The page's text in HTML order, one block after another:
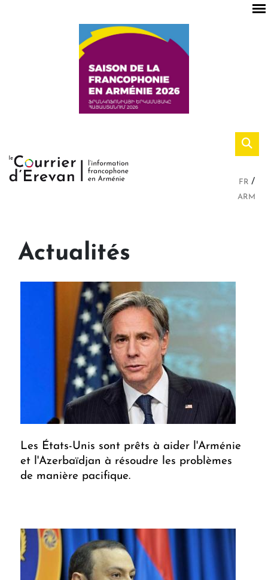
FR
ARM
Actualités
Les États-Unis sont prêts à aider l'Arménie
et l'Azerbaïdjan à résoudre les problèmes
de manière pacifique.